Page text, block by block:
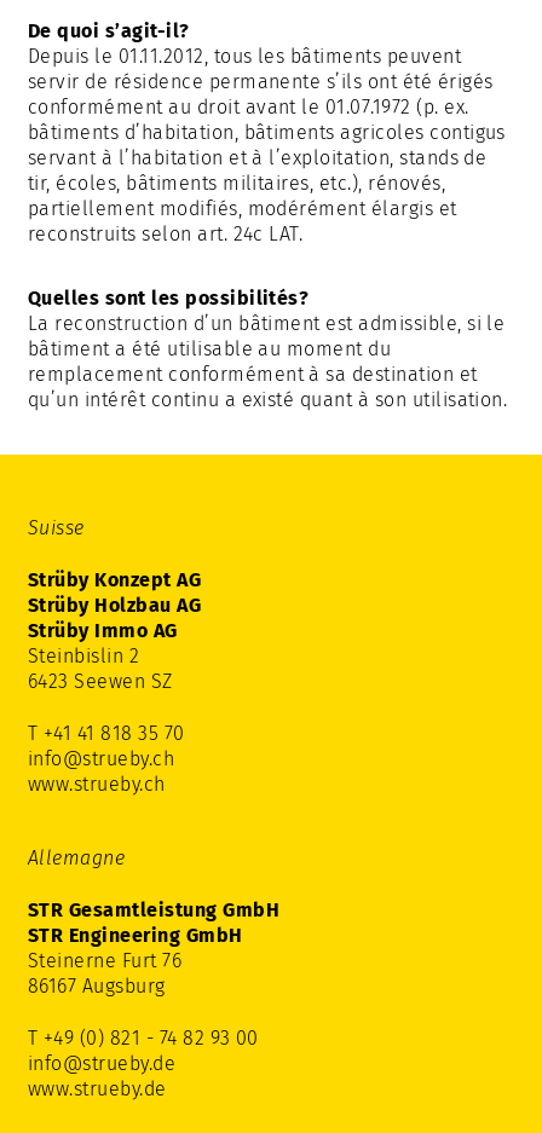
De quoi s’agit-il?
Depuis le 01.11.2012, tous les bâtiments peuvent
servir de résidence permanente s’ils ont été érigés
conformément au droit avant le 01.07.1972 (p. ex.
bâtiments d’habitation, bâtiments agricoles contigus
servant à l’habitation et à l’exploitation, stands de
tir, écoles, bâtiments militaires, etc.), rénovés,
partiellement modifiés, modérément élargis et
reconstruits selon art. 24c LAT.
Quelles sont les possibilités?
La reconstruction d’un bâtiment est admissible, si le
bâtiment a été utilisable au moment du
remplacement conformément à sa destination et
qu’un intérêt continu a existé quant à son utilisation.
Suisse
Strüby Konzept AG
Strüby Holzbau AG
Strüby Immo AG
Steinbislin 2
6423 Seewen SZ
T +41 41 818 35 70
info@strueby.ch
www.strueby.ch
Allemagne
STR Gesamtleistung GmbH
STR Engineering GmbH
Steinerne Furt 76
86167 Augsburg
T +49 (0) 821 - 74 82 93 00
info@strueby.de
www.strueby.de